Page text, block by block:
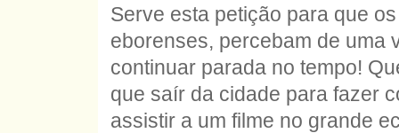
Serve esta petição para que
eborenses, percebam de uma
continuar parada no tempo!
que saír da cidade para fazer
assistir a um filme no grande